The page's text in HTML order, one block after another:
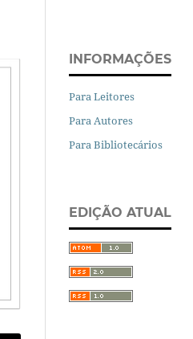
INFORMAÇÕES
Para Leitores
Para Autores
Para Bibliotecários
EDIÇÃO ATUAL